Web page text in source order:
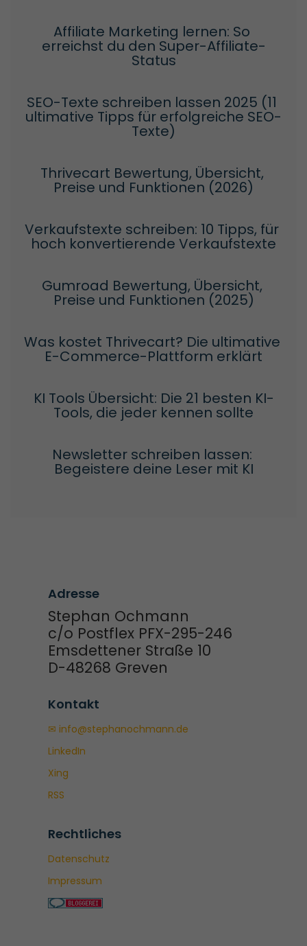
Affiliate Marketing lernen: So
erreichst du den Super-Affiliate-
Status
SEO-Texte schreiben lassen 2025 (11
ultimative Tipps für erfolgreiche SEO-
Texte)
Thrivecart Bewertung, Übersicht,
Preise und Funktionen (2026)
Verkaufstexte schreiben: 10 Tipps, für
hoch konvertierende Verkaufstexte
Gumroad Bewertung, Übersicht,
Preise und Funktionen (2025)
Was kostet Thrivecart? Die ultimative
E-Commerce-Plattform erklärt
KI Tools Übersicht: Die 21 besten KI-
Tools, die jeder kennen sollte
Newsletter schreiben lassen:
Begeistere deine Leser mit KI
Adresse
Stephan Ochmann
c/o Postflex PFX-295-246
Emsdettener Straße 10
D-48268 Greven
Kontakt
✉ info@stephanochmann.de
LinkedIn
Xing
RSS
Rechtliches
Datenschutz
Impressum